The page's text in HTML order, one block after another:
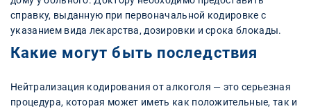
справку, выданную при первоначальной кодировке с
указанием вида лекарства, дозировки и срока блокады.
Какие могут быть последствия
Нейтрализация кодирования от алкоголя — это серьезная
процедура, которая может иметь как положительные, так и